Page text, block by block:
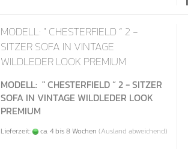
MODELL: " CHESTERFIELD “ 2 -
SITZER SOFA IN VINTAGE
WILDLEDER LOOK PREMIUM
MODELL: " CHESTERFIELD “ 2 - SITZER
SOFA IN VINTAGE WILDLEDER LOOK
PREMIUM
Lieferzeit: ca. 4 bis 8 Wochen (Ausland abweichend)